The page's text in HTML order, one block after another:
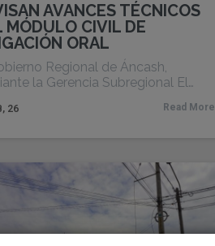
AVANCES TÉCNICOS
MÓDULO CIVIL DE
ORAL
26
Regional de Áncash,
la Gerencia Subregional El…
Read More